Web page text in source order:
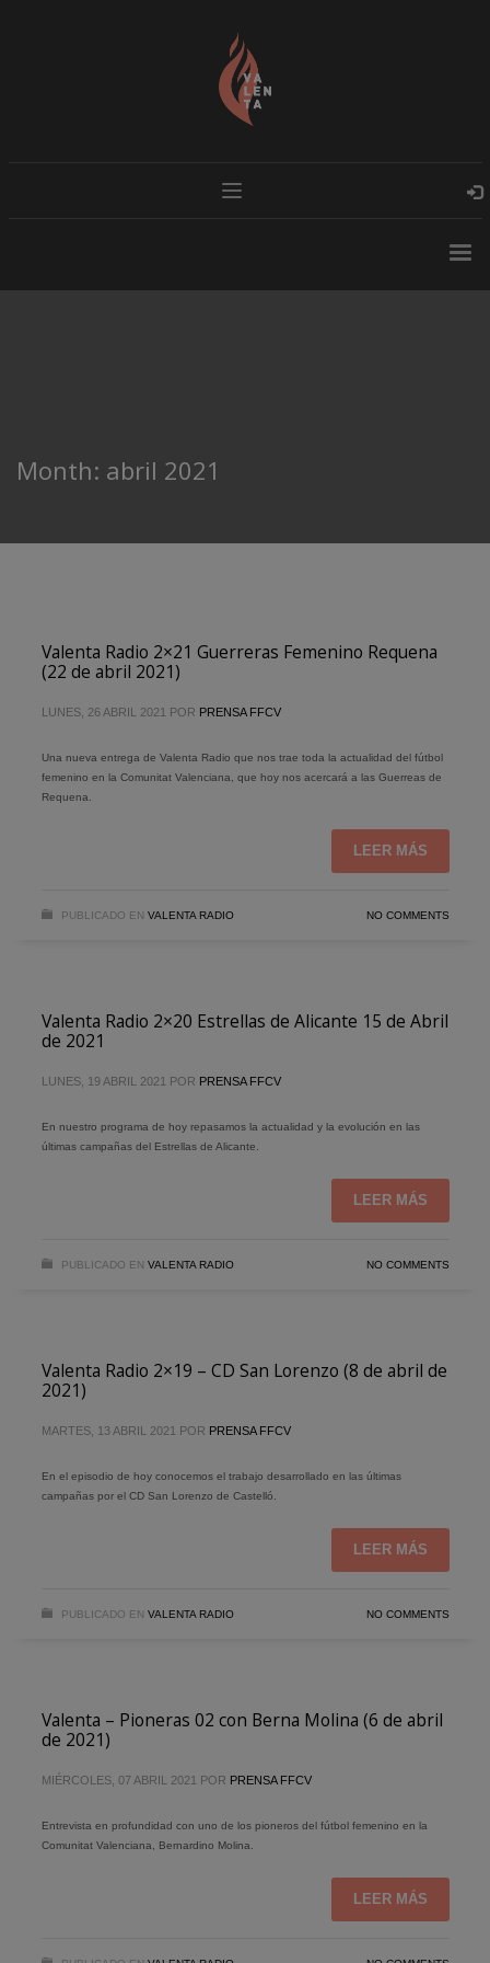
Month: abril 2021
Valenta Radio 2×21 Guerreras Femenino Requena
(22 de abril 2021)
LUNES, 26 ABRIL 2021 POR PRENSA FFCV
Una nueva entrega de Valenta Radio que nos trae toda la actualidad del fútbol
femenino en la Comunitat Valenciana, que hoy nos acercará a las Guerreas de
Requena.
LEER MÁS
PUBLICADO EN VALENTA RADIO NO COMMENTS
Valenta Radio 2×20 Estrellas de Alicante 15 de Abril
de 2021
LUNES, 19 ABRIL 2021 POR PRENSA FFCV
En nuestro programa de hoy repasamos la actualidad y la evolución en las
últimas campañas del Estrellas de Alicante.
LEER MÁS
PUBLICADO EN VALENTA RADIO NO COMMENTS
Valenta Radio 2×19 – CD San Lorenzo (8 de abril de
2021)
MARTES, 13 ABRIL 2021 POR PRENSA FFCV
En el episodio de hoy conocemos el trabajo desarrollado en las últimas
campañas por el CD San Lorenzo de Castelló.
LEER MÁS
PUBLICADO EN VALENTA RADIO NO COMMENTS
Valenta – Pioneras 02 con Berna Molina (6 de abril
de 2021)
MIÉRCOLES, 07 ABRIL 2021 POR PRENSA FFCV
Entrevista en profundidad con uno de los pioneros del fútbol femenino en la
Comunitat Valenciana, Bernardino Molina.
LEER MÁS